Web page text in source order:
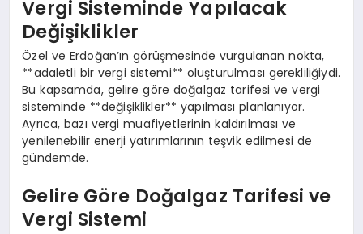
Vergi Sisteminde Yapılacak
Değişiklikler
Özel ve Erdoğan’ın görüşmesinde vurgulanan nokta,
**adaletli bir vergi sistemi** oluşturulması gerekliliğiydi.
Bu kapsamda, gelire göre doğalgaz tarifesi ve vergi
sisteminde **değişiklikler** yapılması planlanıyor.
Ayrıca, bazı vergi muafiyetlerinin kaldırılması ve
yenilenebilir enerji yatırımlarının teşvik edilmesi de
gündemde.
Gelire Göre Doğalgaz Tarifesi ve
Vergi Sistemi